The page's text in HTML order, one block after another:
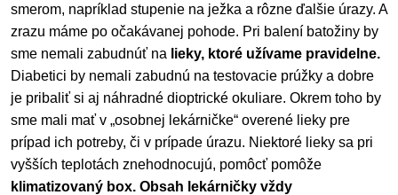
smerom, napríklad stupenie na ježka a rôzne ďalšie úrazy. A
zrazu máme po očakávanej pohode. Pri balení batožiny by
sme nemali zabudnúť na lieky, ktoré užívame pravidelne.
Diabetici by nemali zabudnú na testovacie prúžky a dobre
je pribaliť si aj náhradné dioptrické okuliare. Okrem toho by
sme mali mať v „osobnej lekárničke“ overené lieky pre
prípad ich potreby, či v prípade úrazu. Niektoré lieky sa pri
vyšších teplotách znehodnocujú, pomôcť pomôže
klimatizovaný box. Obsah lekárničky vždy